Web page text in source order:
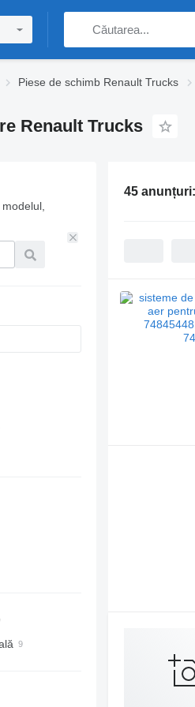
Piese de schimb Renault Trucks
Renault Trucks
de climatizare
45 anunțuri: